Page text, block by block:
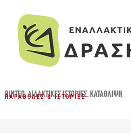
ΒΊΝΤΕΟ,ΔΙΔΑΚΤΙΚΈΣ ΙΣΤΟΡΊΕΣ,ΚΑΤΆΘΛΙΨΗ
ΠΑΡΑΒΟΛΈΣ & ΙΣΤΟΡΊΕΣ